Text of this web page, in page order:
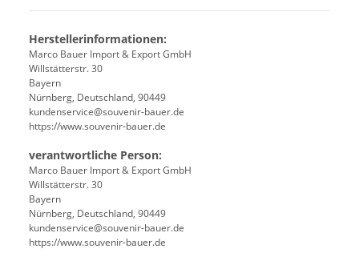
Herstellerinformationen:
Marco Bauer Import & Export GmbH
Willstätterstr. 30
Bayern
Nürnberg, Deutschland, 90449
kundenservice@souvenir-bauer.de
https://www.souvenir-bauer.de
verantwortliche Person:
Marco Bauer Import & Export GmbH
Willstätterstr. 30
Bayern
Nürnberg, Deutschland, 90449
kundenservice@souvenir-bauer.de
https://www.souvenir-bauer.de